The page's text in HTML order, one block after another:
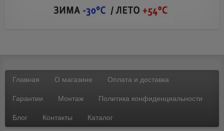
Главная О магазине Оплата и доставка
Гарантии Монтаж Политика конфиденциальности
Блог Контакты Каталог